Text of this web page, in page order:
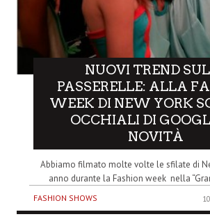
NUOVI TREND
PASSERELLE: ALLA
WEEK DI NEW YORK
OCCHIALI DI
NOVITÀ
Abbiamo filmato molte volte le sfilate di
anno durante la Fashion week nella
FASHION SHOWS